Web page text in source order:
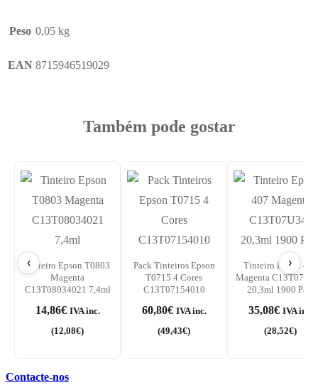
Peso 0,05 kg
EAN 8715946519029
Também pode gostar
Tinteiro Epson T0803
Magenta
C13T08034021 7,4ml
14,86€ IVA inc.
(12,08€)
Pack Tinteiros Epson
T0715 4 Cores
C13T07154010
60,80€ IVA inc.
(49,43€)
Tinteiro Epson 407
Magenta
20,3ml 1900 Pág.
35,08€ IVA inc.
(28,52€)
‹ ›
Contacte-nos